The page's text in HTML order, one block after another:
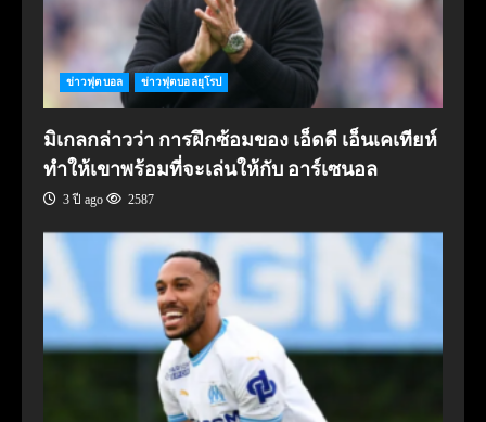
ข่าวฟุตบอล ข่าวฟุตบอลยุโรป
มิเกลกล่าวว่า การฝึกซ้อมของ เอ็ดดี เอ็นเคเทียห์
ทำให้เขาพร้อมที่จะเล่นให้กับ อาร์เซนอล
3 ปี ago 2587